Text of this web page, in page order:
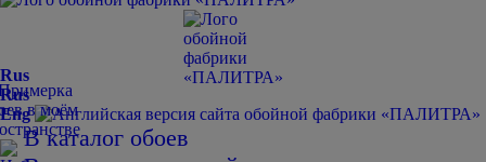
Rus
Rus
Eng
В каталог обоев